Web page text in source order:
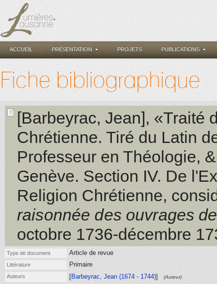
ACCUEIL PRÉSENTATION PROJETS PUBLICATIONS
Fiche bibliographique
[Barbeyrac, Jean], «Traité
Chrétienne. Tiré du Latin
Professeur en Théologie,
Genève. Section IV. De
Religion Chrétienne,
raisonnée des ouvrages
octobre 1736-décembre
Type de document Article de revue
Littérature Primaire
Auteurs [Barbeyrac, Jean (1674 - 1744)] (Auteur)